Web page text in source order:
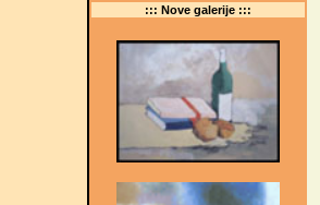
::: Nove galerije :::